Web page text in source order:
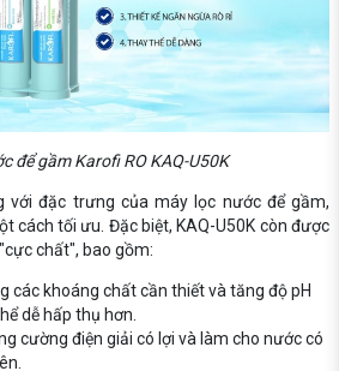
để gầm Karofi RO KAQ-U50K
với đặc trưng của máy lọc nước để gầm,
cách tối ưu. Đặc biệt, KAQ-U50K còn được
chất", bao gồm:
các khoáng chất cần thiết và tăng độ pH
dễ hấp thụ hơn.
cường điện giải có lợi và làm cho nước có